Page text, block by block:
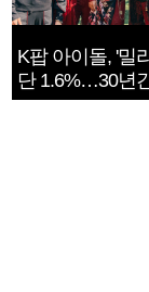
K팝 아이돌, '밀
단 1.6%…30년
1182개팀 전수